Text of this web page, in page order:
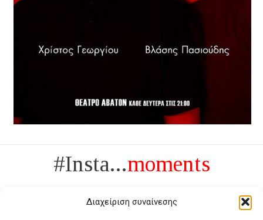
Διαχείριση συναίνεσης
#Insta...moments